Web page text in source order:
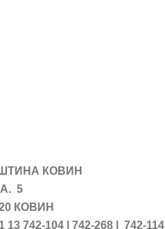
КОВИН
5
КОВИН
13 742-104 | 742-268 | 742-114